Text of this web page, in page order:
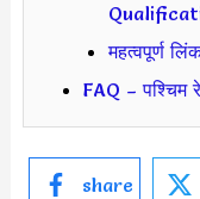
महत्वपूर्ण
FAQ – पश्चिम
share